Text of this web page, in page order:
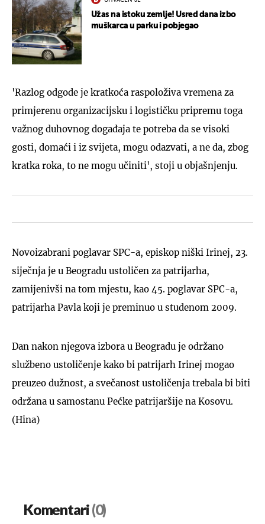
Užas na istoku zemlje! Usred dana izbo
muškarca u parku i pobjegao
'Razlog odgode je kratkoća raspoloživa vremena za
primjerenu organizacijsku i logističku pripremu toga
važnog duhovnog događaja te potreba da se visoki
gosti, domaći i iz svijeta, mogu odazvati, a ne da, zbog
kratka roka, to ne mogu učiniti', stoji u objašnjenju.
Novoizabrani poglavar SPC-a, episkop niški Irinej, 23.
siječnja je u Beogradu ustoličen za patrijarha,
zamijenivši na tom mjestu, kao 45. poglavar SPC-a,
patrijarha Pavla koji je preminuo u studenom 2009.
Dan nakon njegova izbora u Beogradu je održano
službeno ustoličenje kako bi patrijarh Irinej mogao
preuzeo dužnost, a svečanost ustoličenja trebala bi biti
održana u samostanu Pećke patrijaršije na Kosovu.
(Hina)
Komentari(0)